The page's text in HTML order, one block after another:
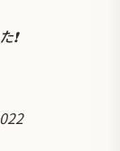
❗